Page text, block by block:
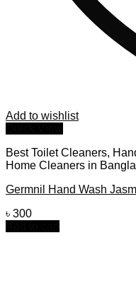
Add to wishlist
Best Toilet Cleaners,
Home Cleaners in
Germnil Hand Wash
৳ 300